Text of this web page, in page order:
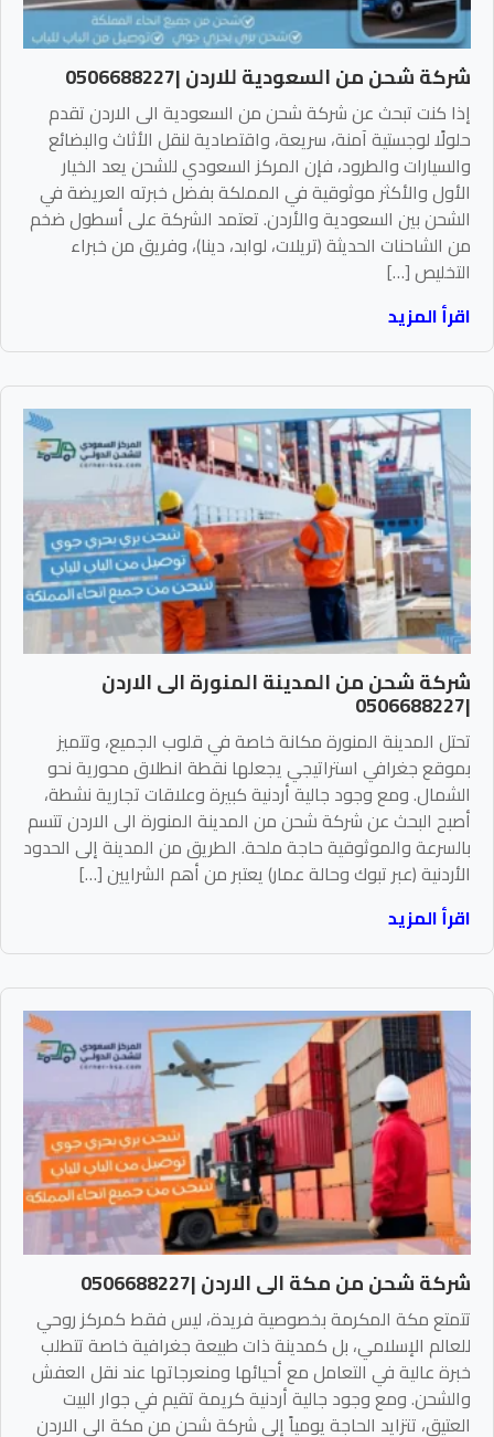
شركة شحن من السعودية للاردن |0506688227
إذا كنت تبحث عن شركة شحن من السعودية الى الاردن تقدم
حلولًا لوجستية آمنة، سريعة، واقتصادية لنقل الأثاث والبضائع
والسيارات والطرود، فإن المركز السعودي للشحن يعد الخيار
الأول والأكثر موثوقية في المملكة بفضل خبرته العريضة في
الشحن بين السعودية والأردن. تعتمد الشركة على أسطول ضخم
من الشاحنات الحديثة (تريلات، لوابد، دينا)، وفريق من خبراء
التخليص […]
اقرأ المزيد
شركة شحن من المدينة المنورة الى الاردن
|0506688227
تحتل المدينة المنورة مكانة خاصة في قلوب الجميع، وتتميز
بموقع جغرافي استراتيجي يجعلها نقطة انطلاق محورية نحو
الشمال. ومع وجود جالية أردنية كبيرة وعلاقات تجارية نشطة،
أصبح البحث عن شركة شحن من المدينة المنورة الى الاردن تتسم
بالسرعة والموثوقية حاجة ملحة. الطريق من المدينة إلى الحدود
الأردنية (عبر تبوك وحالة عمار) يعتبر من أهم الشرايين […]
اقرأ المزيد
شركة شحن من مكة الى الاردن |0506688227
تتمتع مكة المكرمة بخصوصية فريدة، ليس فقط كمركز روحي
للعالم الإسلامي، بل كمدينة ذات طبيعة جغرافية خاصة تتطلب
خبرة عالية في التعامل مع أحيائها ومنعرجاتها عند نقل العفش
والشحن. ومع وجود جالية أردنية كريمة تقيم في جوار البيت
العتيق، تتزايد الحاجة يومياً إلى شركة شحن من مكة الى الاردن